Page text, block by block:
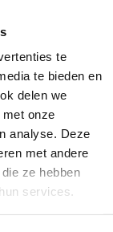
te
te bieden en
delen we
onze
analyse. Deze
met andere
ze hebben
services.